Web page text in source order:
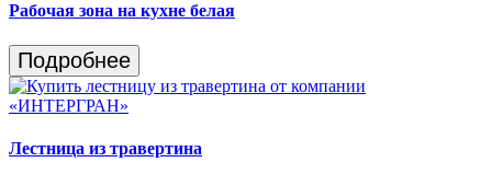
Рабочая зона на кухне белая
Подробнее
Лестница из травертина